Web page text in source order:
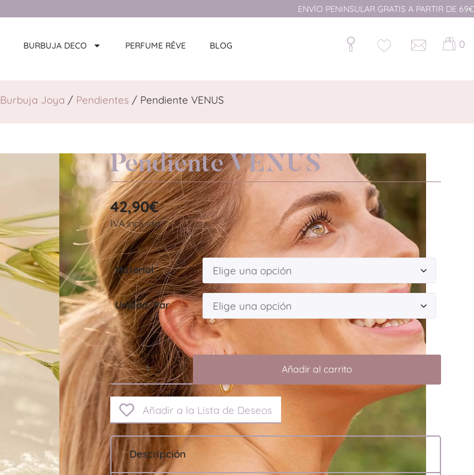
ENVÍO PENINSULAR GRATIS A PARTIR DE 69€
BURBUJA DECO PERFUME RÊVE BLOG 0
Burbuja Joya / Pendientes / Pendiente VENUS
Pendiente VENUS
42,90€
IVA incluido
Material
Unidad/Par
Añadir al carrito
Añadir a la Lista de Deseos
Descripción